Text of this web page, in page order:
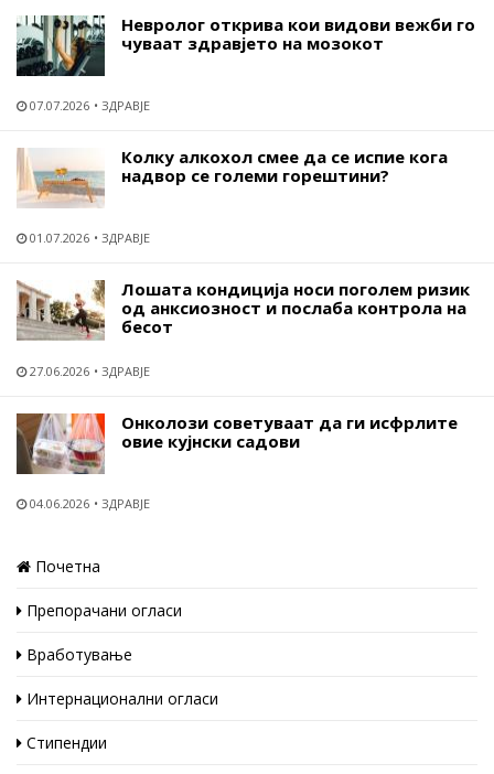
Невролог открива кои видови вежби го
чуваат здравјето на мозокот
07.07.2026 ЗДРАВЈЕ
Колку алкохол смее да се испие кога
надвор се големи горештини?
01.07.2026 ЗДРАВЈЕ
Лошата кондиција носи поголем ризик
од анксиозност и послаба контрола на
бесот
27.06.2026 ЗДРАВЈЕ
Онколози советуваат да ги исфрлите
овие кујнски садови
04.06.2026 ЗДРАВЈЕ
Почетна
Препорачани огласи
Вработување
Интернационални огласи
Стипендии